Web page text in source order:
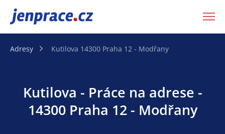
JenPráce.cz
Adresy Kutilova 14300 Praha 12 - Modřany
Kutilova - Práce na adrese -
14300 Praha 12 - Modřany